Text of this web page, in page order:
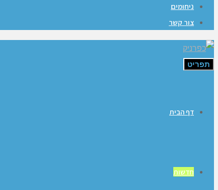
ניחומים
צור קשר
תפריט
דף הבית
חדשות